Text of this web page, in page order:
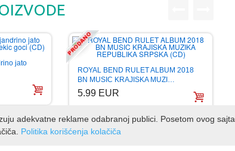
jato
ROYAL BEND RULET ALBUM 2018
BN MUSIC KRAJISKA MUZI…
5.99 EUR
adekvatne reklame odabranoj publici. Posetom ovog
Politika korišćenja kolačiča